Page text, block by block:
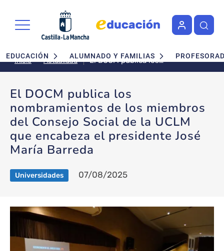
Navegación principal
EDUCACIÓN ALUMNADO Y FAMILIAS
Inicio Actualidad
El DOCM publica los
nombramientos de los
la UCLM que encabeza el
presidente José María Barreda
El DOCM publica los
nombramientos de los miembros
del Consejo Social de la UCLM
que encabeza el presidente José
María Barreda
Universidades 07/08/2025